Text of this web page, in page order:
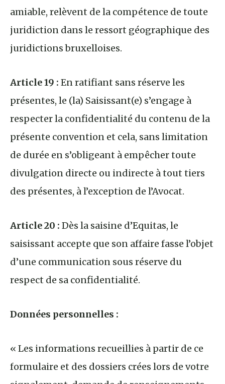
amiable, relèvent de la compétence de toute
juridiction dans le ressort géographique des
juridictions bruxelloises.
Article 19 : En ratifiant sans réserve les
présentes, le (la) Saisissant(e) s’engage à
respecter la confidentialité du contenu de la
présente convention et cela, sans limitation
de durée en s’obligeant à empêcher toute
divulgation directe ou indirecte à tout tiers
des présentes, à l’exception de l’Avocat.
Article 20 : Dès la saisine d’Equitas, le
saisissant accepte que son affaire fasse l’objet
d’une communication sous réserve du
respect de sa confidentialité.
Données personnelles :
« Les informations recueillies à partir de ce
formulaire et des dossiers crées lors de votre